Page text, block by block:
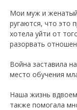
Мои муж и женатый
ругаются, что это
хотела уйти от
разорвать
Война заставила
место обучения
Наша жизнь
также помогала